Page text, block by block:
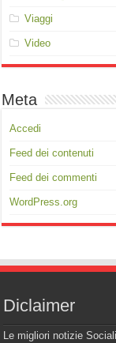
Viaggi
Video
Meta
Accedi
Feed dei contenuti
Feed dei commenti
WordPress.org
Diclaimer
Le migliori notizie